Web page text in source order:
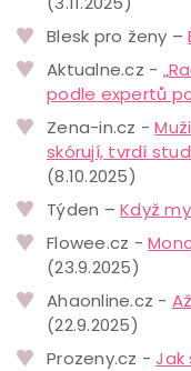
Blesk pro ženy –
Aktualne.cz -
podle expertů
Zena-in.cz -
skórují, tvrdí
(8.10.2025)
Týden – Když
Flowee.cz -
(23.9.2025)
Ahaonline.cz -
(22.9.2025)
Prozeny.cz -Jak